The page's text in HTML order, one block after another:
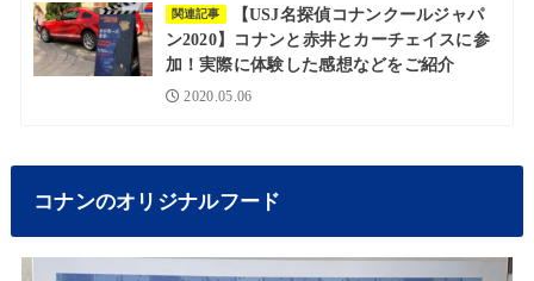
関連記事
【USJ名探偵コナンクールジャパ
ン2020】コナンと赤井とカーチェイスに参
加！実際に体験した感想などをご紹介
2020.05.06
コナンのオリジナルフード